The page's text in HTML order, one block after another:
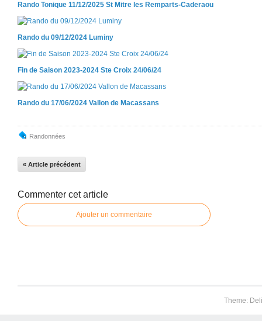
Rando Tonique 11/12/2025 St Mitre les Remparts-Caderaou
Rando du 09/12/2024 Luminy
Fin de Saison 2023-2024 Ste Croix 24/06/24
Rando du 17/06/2024 Vallon de Macassans
Randonnées
« Article précédent
Commenter cet article
Ajouter un commentaire
Theme: